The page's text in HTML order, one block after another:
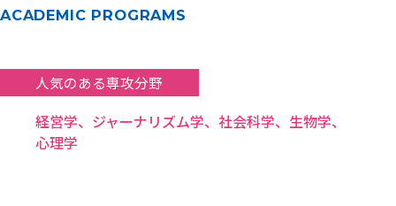
ACADEMIC PROGRAMS
人気のある専攻分野
経営学、ジャーナリズム学、社会科学、生物学、
心理学